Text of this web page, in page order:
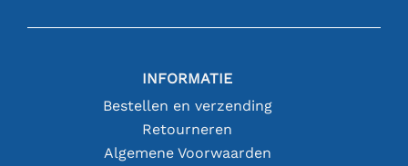
INFORMATIE
Bestellen en verzending
Retourneren
Algemene Voorwaarden